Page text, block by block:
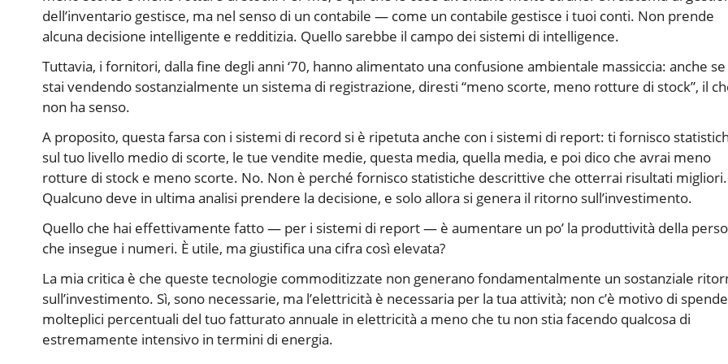
dell’inventario gestisce, ma nel senso di un contabile — come un contabile gestisce i tuoi conti. Non prende
alcuna decisione intelligente e redditizia. Quello sarebbe il campo dei sistemi di intelligence.
Tuttavia, i fornitori, dalla fine degli anni ‘70, hanno alimentato una confusione ambientale massiccia: anche se
stai vendendo sostanzialmente un sistema di registrazione, diresti “meno scorte, meno rotture di stock”, il
non ha senso.
A proposito, questa farsa con i sistemi di record si è ripetuta anche con i sistemi di report: ti fornisco
sul tuo livello medio di scorte, le tue vendite medie, questa media, quella media, e poi dico che avrai meno
rotture di stock e meno scorte. No. Non è perché fornisco statistiche descrittive che otterrai risultati migliori.
Qualcuno deve in ultima analisi prendere la decisione, e solo allora si genera il ritorno sull’investimento.
Quello che hai effettivamente fatto — per i sistemi di report — è aumentare un po’ la produttività della
che insegue i numeri. È utile, ma giustifica una cifra così elevata?
La mia critica è che queste tecnologie commoditizzate non generano fondamentalmente un sostanziale
sull’investimento. Sì, sono necessarie, ma l’elettricità è necessaria per la tua attività; non c’è motivo di
molteplici percentuali del tuo fatturato annuale in elettricità a meno che tu non stia facendo qualcosa di
estremamente intensivo in termini di energia.